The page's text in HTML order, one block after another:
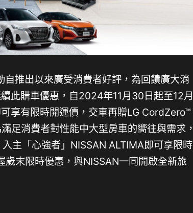
自推出以來廣受消費者好評，為回饋廣大消
此購車優惠，自2024年11月30日起至12月
享有限時開運價，交車再贈LG CordZero™
足消費者對性能中大型房車的嚮往與需求，
主「心強者」NISSAN ALTIMA即可享限時
末限時優惠，與NISSAN一同開啟全新旅